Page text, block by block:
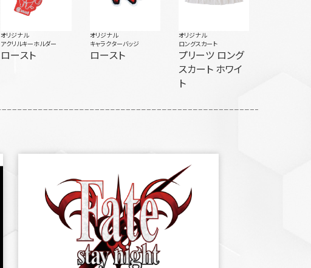
オリジナル
アクリルキーホルダー
ロースト
オリジナル
キャラクターバッジ
ロースト
オリジナル
ロングスカート
プリーツ ロング
スカート ホワイ
ト